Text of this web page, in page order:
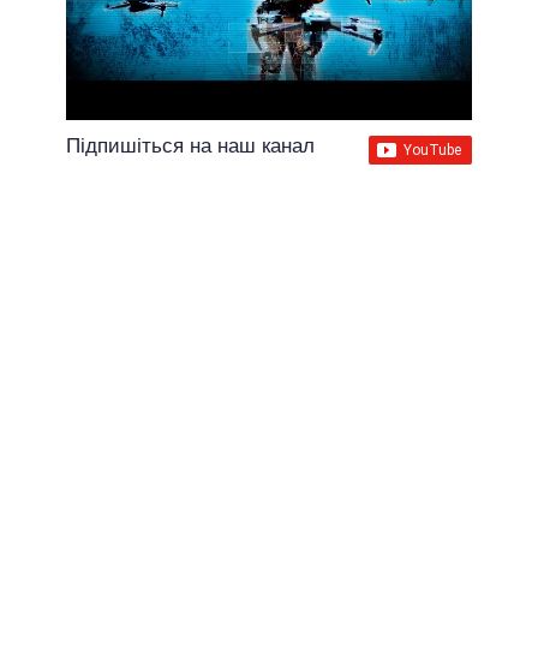
Підпишіться на наш канал